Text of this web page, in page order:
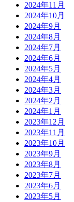
2024年11月
2024年10月
2024年9月
2024年8月
2024年7月
2024年6月
2024年5月
2024年4月
2024年3月
2024年2月
2024年1月
2023年12月
2023年11月
2023年10月
2023年9月
2023年8月
2023年7月
2023年6月
2023年5月